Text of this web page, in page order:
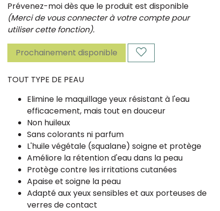
Prévenez-moi dès que le produit est disponible
(Merci de vous connecter à votre compte pour
utiliser cette fonction).
Prochainement disponible
TOUT TYPE DE PEAU
Elimine le maquillage yeux résistant à l'eau
efficacement, mais tout en douceur
Non huileux
Sans colorants ni parfum
L'huile végétale (squalane) soigne et protège
Améliore la rétention d'eau dans la peau
Protège contre les irritations cutanées
Apaise et soigne la peau
Adapté aux yeux sensibles et aux porteuses de
verres de contact